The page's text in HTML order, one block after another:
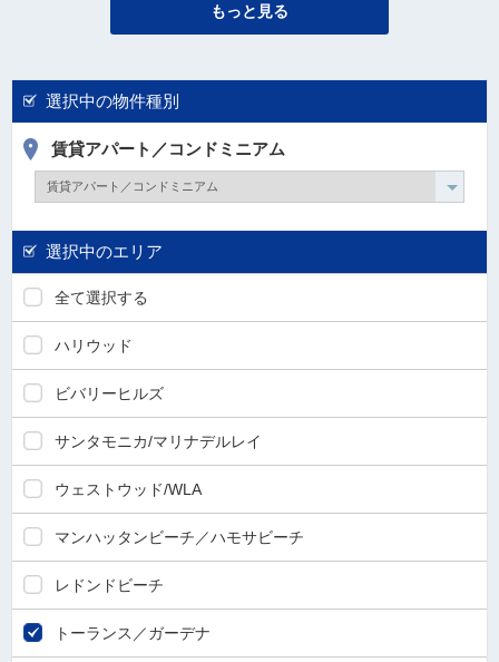
選択中の物件種別
賃貸アパート／コンドミニアム
選択中のエリア
全て選択する
ハリウッド
ビバリーヒルズ
サンタモニカ/マリナデルレイ
ウェストウッド/WLA
マンハッタンビーチ／ハモサビーチ
レドンドビーチ
トーランス／ガーデナ
もっと見る